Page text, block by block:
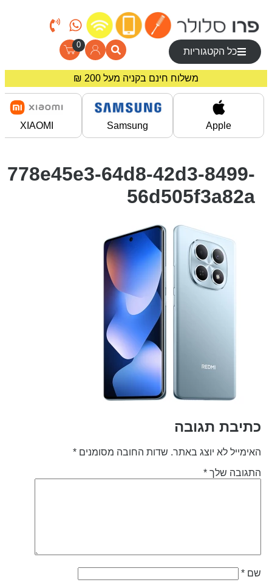
כל הקטגוריות
0
משלוח חינם בקניה מעל 200 ₪
מחירים מיוחדים לרוכשים באתר!
Apple
Samsung
XIAOMI
778e45e3-64d8-42d3-8499-
56d505f3a82a
תגובה
לא יוצג באתר. שדות החובה מסומנים*
שלך*
*